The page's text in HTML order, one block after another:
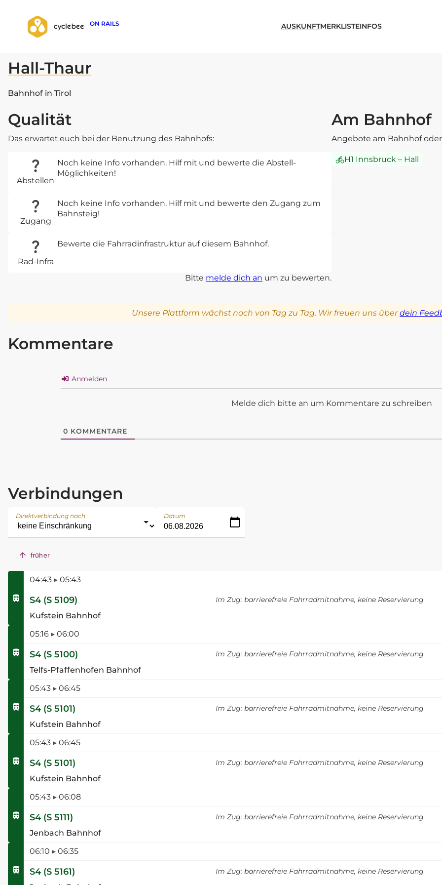
ON RAILS AUSKUNFTMERKLISTEINFOS
zurück zur Suche
Hall-Thaur
Bahnhof in Tirol
Qualität
Das erwartet euch bei der Benutzung des Bahnhofs:
Abstellen
Noch keine Info vorhanden. Hilf mit und bewerte die Abstell-
Möglichkeiten!
Zugang
Noch keine Info vorhanden. Hilf mit und bewerte den Zugang zum
Bahnsteig!
Rad-Infra
Bewerte die Fahrradinfrastruktur auf diesem Bahnhof.
Bitte melde dich an um zu bewerten.
Am Bahnhof
Angebote am Bahnhof
H1 Innsbruck – Hall
Unsere Plattform wächst noch von Tag zu Tag. Wir freuen uns überdein
Kommentare
Anmelden
Melde dich bitte an um Kommentare zu schreiben
0 KOMMENTARE
Verbindungen
Direktverbindung nach Datum
früher
04:43 ▸ 05:43
S4 (S 5109)
Kufstein Bahnhof
Im Zug: barrierefreie Fahrradmitnahme, keine Reservierung
05:16 ▸ 06:00
S4 (S 5100)
Telfs-Pfaffenhofen Bahnhof
Im Zug: barrierefreie Fahrradmitnahme, keine Reservierung
05:43 ▸ 06:45
S4 (S 5101)
Kufstein Bahnhof
Im Zug: barrierefreie Fahrradmitnahme, keine Reservierung
05:43 ▸ 06:45
S4 (S 5101)
Kufstein Bahnhof
Im Zug: barrierefreie Fahrradmitnahme, keine Reservierung
05:43 ▸ 06:08
S4 (S 5111)
Jenbach Bahnhof
Im Zug: barrierefreie Fahrradmitnahme, keine Reservierung
06:10 ▸ 06:35
S4 (S 5161)
Im Zug: barrierefreie Fahrradmitnahme, keine Reservierung